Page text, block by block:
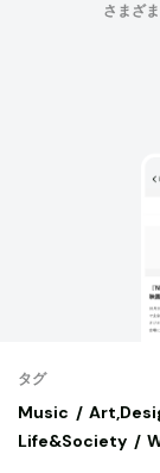
さまざ
タグ
Music
Life&Society